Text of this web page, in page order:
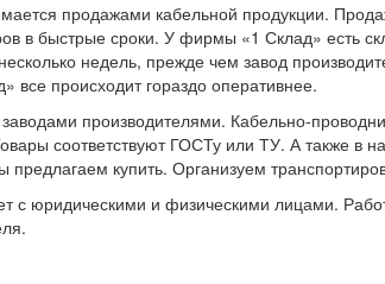
продажами кабельной продукции.
в быстрые сроки. У фирмы «1 Склад» есть
недель, прежде чем завод
все происходит гораздо оперативнее.
производителями. Кабельно-
соответствуют ГОСТу или ТУ. А также в
купить. Организуем
с юридическими и физическими лицами.